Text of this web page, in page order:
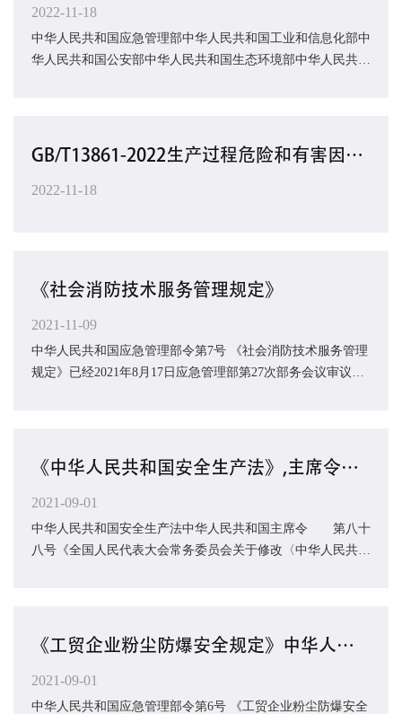
2022-11-18
中华人民共和国应急管理部中华人民共和国工业和信息化部中
华人民共和国公安部中华人民共和国生态环境部中华人民共和
GB/T13861-2022生产过程危险和有害因素分类与代码发布，2022年10月1日起实施。
2022-11-18
《社会消防技术服务管理规定》
2021-11-09
中华人民共和国应急管理部令第7号 《社会消防技术服务管理
规定》已经2021年8月17日应急管理部第27次部务会议审议通
《中华人民共和国安全生产法》,主席令第88号，自2021年9月1日起施行
2021-09-01
中华人民共和国安全生产法中华人民共和国主席令 第八十
八号《全国人民代表大会常务委员会关于修改〈中华人民共和
《工贸企业粉尘防爆安全规定》中华人民共和国应急管理部令第6号，自2021年9月1日起施行
2021-09-01
中华人民共和国应急管理部令第6号 《工贸企业粉尘防爆安全